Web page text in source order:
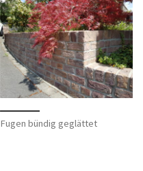
Fugen bündig geglättet